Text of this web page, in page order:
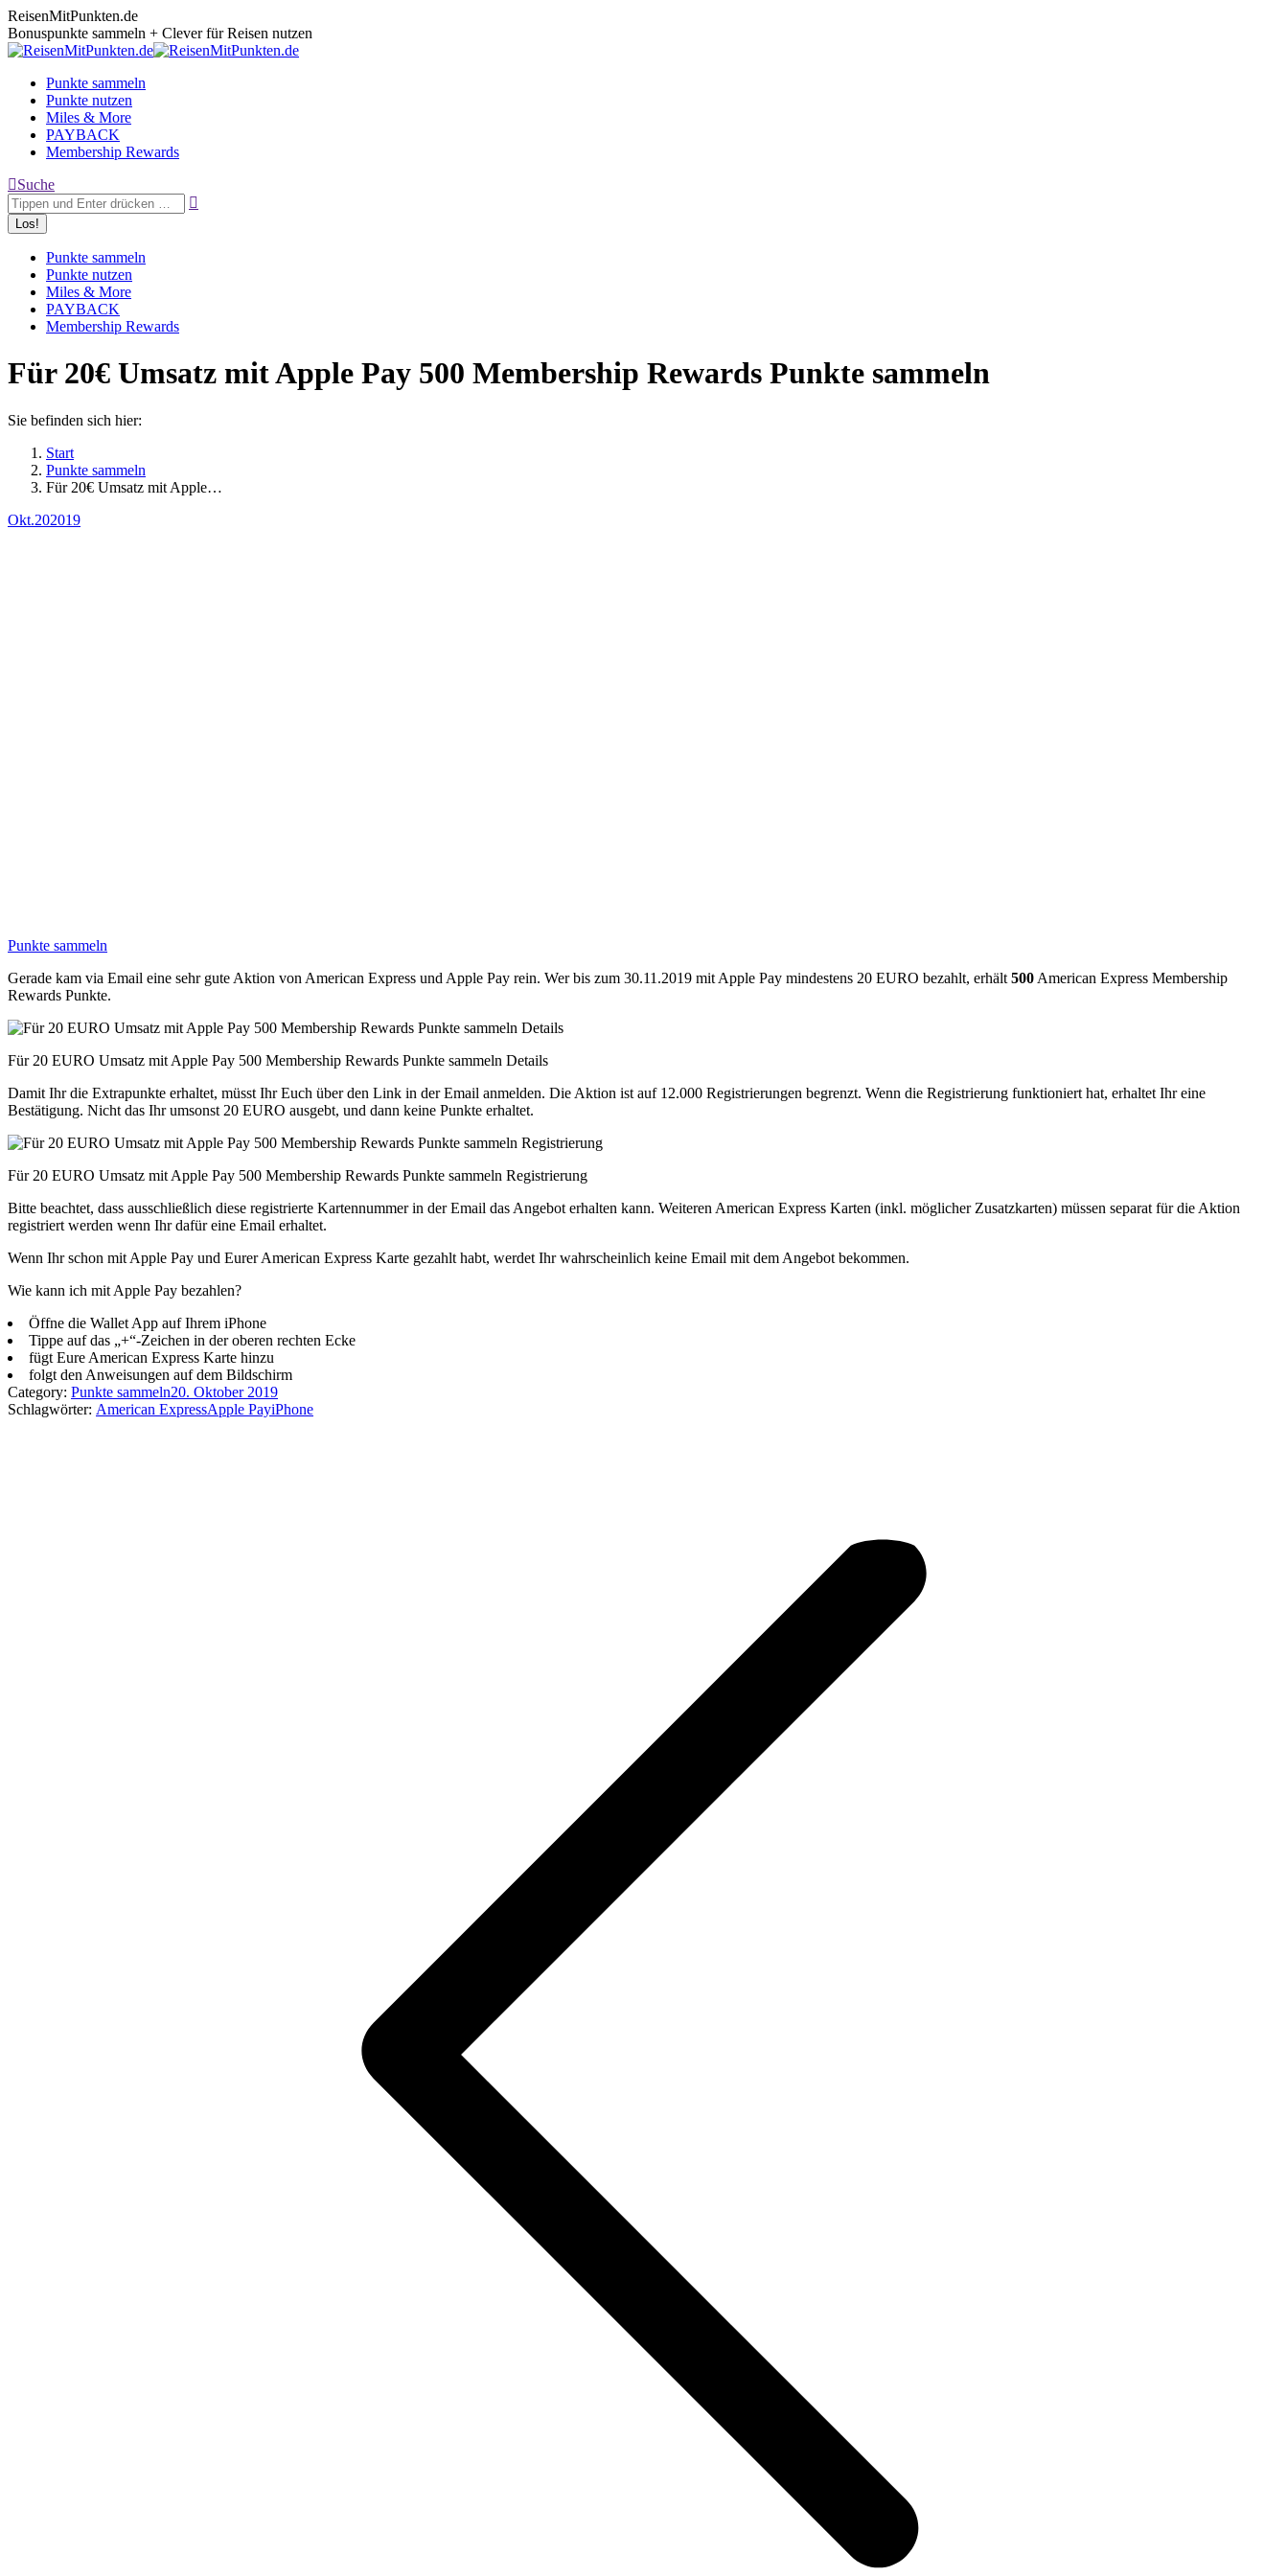
Zum
Inhalt
springen
ReisenMitPunkten.de
Bonuspunkte sammeln + Clever für Reisen nutzen
Punkte sammeln
Punkte nutzen
Miles & More
PAYBACK
Membership Rewards
Search:
Suche
Punkte sammeln
Punkte nutzen
Miles & More
PAYBACK
Membership Rewards
Für 20€ Umsatz mit Apple Pay 500 Membership Rewards Punkte sammeln
Sie befinden sich hier:
Start
Punkte sammeln
Für 20€ Umsatz mit Apple…
Okt.202019
Punkte sammeln
Gerade kam via Email eine sehr gute Aktion von American Express und Apple Pay rein. Wer bis zum 30‌.11‌.20‌19 mit Apple Pay mindestens 20 EURO bezahlt, erhält 500 American Express Membership
Rewards Punkte.
Für 20 EURO Umsatz mit Apple Pay 500 Membership Rewards Punkte sammeln Details
Damit Ihr die Extrapunkte erhaltet, müsst Ihr Euch über den Link in der Email anmelden. Die Aktion ist auf 12.000 Registrierungen begrenzt. Wenn die Registrierung funktioniert hat, erhaltet Ihr eine
Bestätigung. Nicht das Ihr umsonst 20 EURO ausgebt, und dann keine Punkte erhaltet.
Für 20 EURO Umsatz mit Apple Pay 500 Membership Rewards Punkte sammeln Registrierung
Bitte beachtet, dass ausschließlich diese registrierte Kartennummer in der Email das Angebot erhalten kann. Weiteren American Express Karten (inkl. möglicher Zusatzkarten) müssen separat für die Aktion
registriert werden wenn Ihr dafür eine Email erhaltet.
Wenn Ihr schon mit Apple Pay und Eurer American Express Karte gezahlt habt, werdet Ihr wahrscheinlich keine Email mit dem Angebot bekommen.
Wie kann ich mit Apple Pay bezahlen?
Öffne die Wallet App auf Ihrem iPhone
Tippe auf das „+“-Zeichen in der oberen rechten Ecke
fügt Eure American Express Karte hinzu
folgt den Anweisungen auf dem Bildschirm
Category: Punkte sammeln20. Oktober 2019
Schlagwörter: American ExpressApple PayiPhone